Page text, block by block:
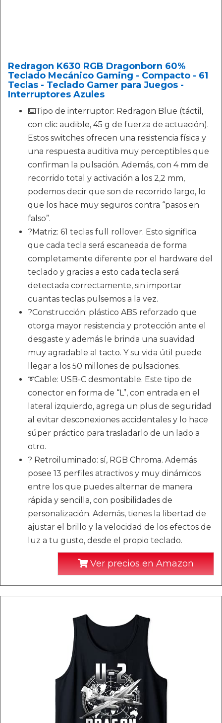
Redragon K630 RGB Dragonborn 60%
Teclado Mecánico Gaming - Compacto - 61
Teclas - Teclado Gamer para Juegos -
Interruptores Azules
⌨️Tipo de interruptor: Redragon Blue (táctil,
con clic audible, 45 g de fuerza de actuación).
Estos switches ofrecen una resistencia física y
una respuesta auditiva muy perceptibles que
confirman la pulsación. Además, con 4 mm de
recorrido total y activación a los 2,2 mm,
podemos decir que son de recorrido largo, lo
que los hace muy seguros contra “pasos en
falso”.
?Matriz: 61 teclas full rollover. Esto significa
que cada tecla será escaneada de forma
completamente diferente por el hardware del
teclado y gracias a esto cada tecla será
detectada correctamente, sin importar
cuantas teclas pulsemos a la vez.
?Construcción: plástico ABS reforzado que
otorga mayor resistencia y protección ante el
desgaste y además le brinda una suavidad
muy agradable al tacto. Y su vida útil puede
llegar a los 50 millones de pulsaciones.
➰Cable: USB-C desmontable. Este tipo de
conector en forma de “L”, con entrada en el
lateral izquierdo, agrega un plus de seguridad
al evitar desconexiones accidentales y lo hace
súper práctico para trasladarlo de un lado a
otro.
? Retroiluminado: sí, RGB Chroma. Además
posee 13 perfiles atractivos y muy dinámicos
entre los que puedes alternar de manera
rápida y sencilla, con posibilidades de
personalización. Además, tienes la libertad de
ajustar el brillo y la velocidad de los efectos de
luz a tu gusto, desde el propio teclado.
Ver precios en Amazon